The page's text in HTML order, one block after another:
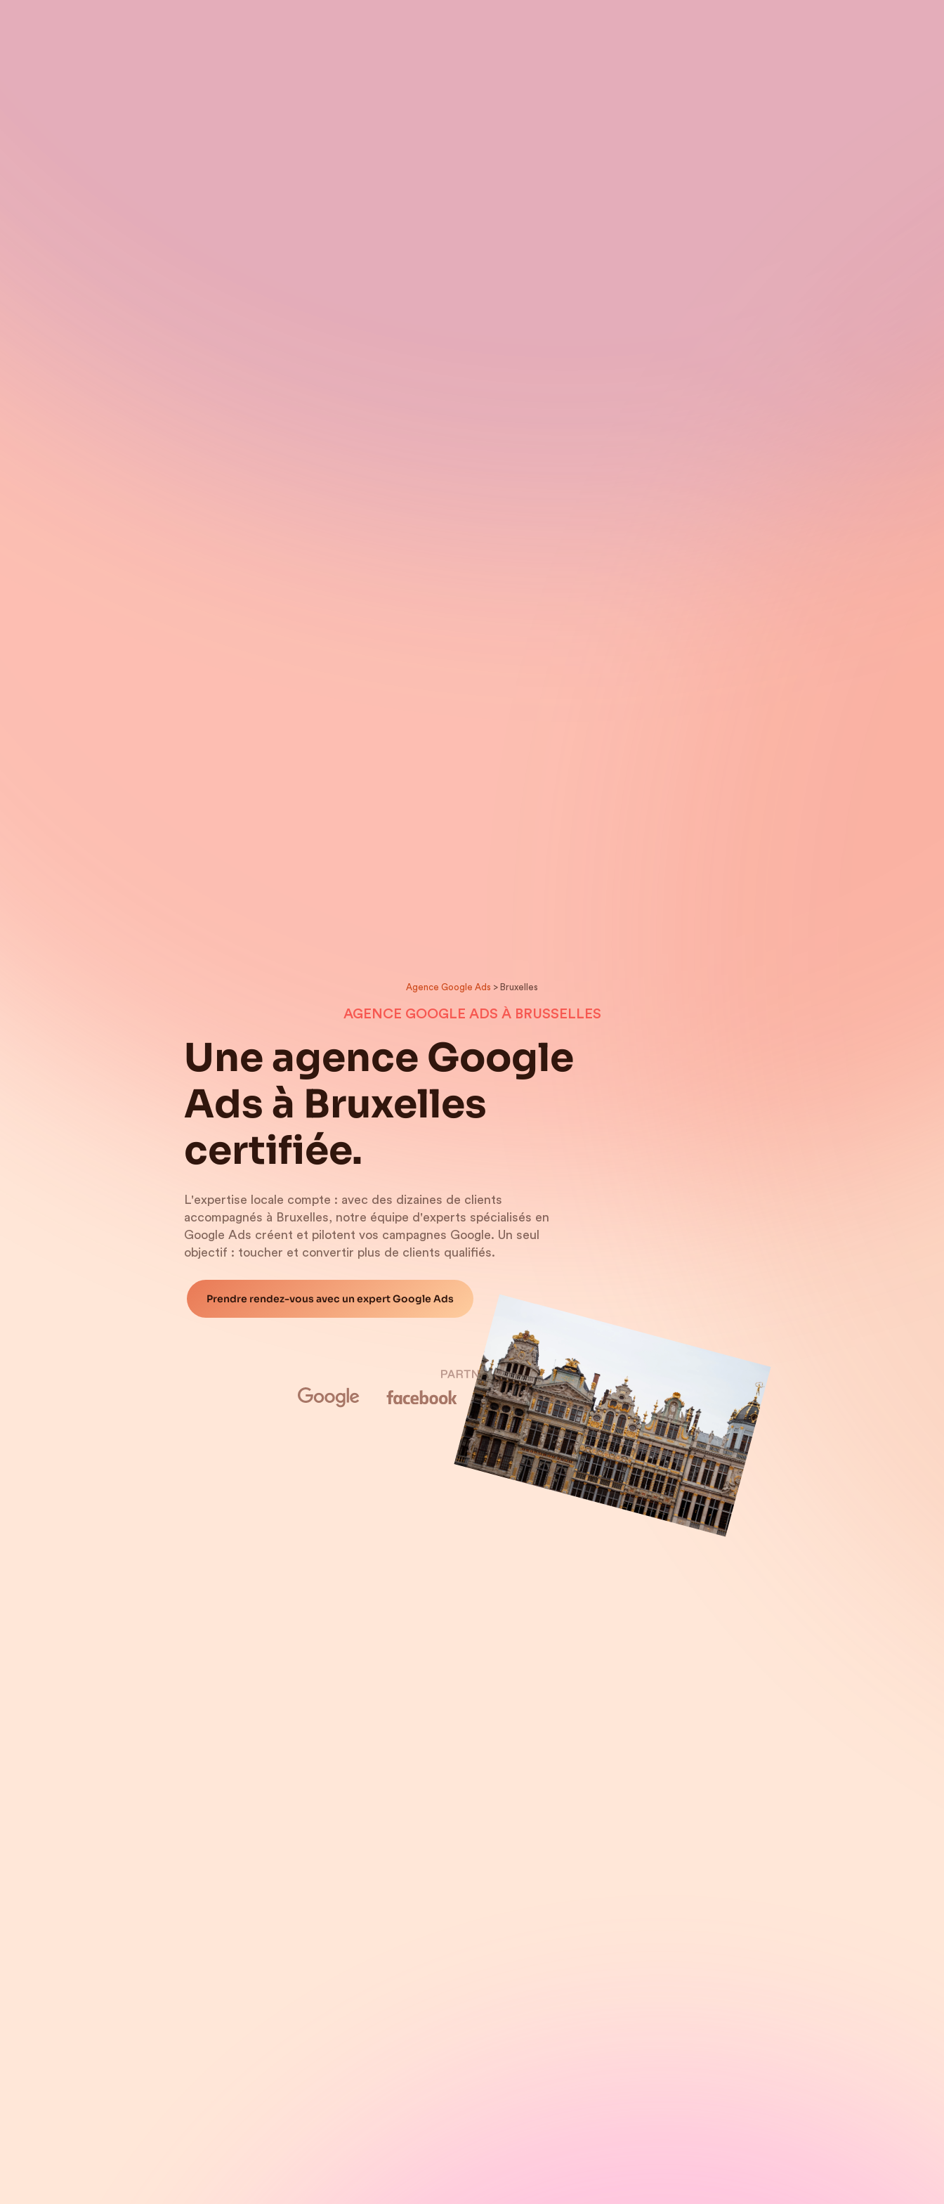
Agence Google Ads > Bruxelles
AGENCE GOOGLE ADS À BRUSSELLES
Une agence Google
Ads à Bruxelles
certifiée.
L'expertise locale compte : avec des dizaines de clients
accompagnés à Bruxelles, notre équipe d'experts spécialisés en
Google Ads créent et pilotent vos campagnes Google. Un seul
objectif : toucher et convertir plus de clients qualifiés.
Prendre rendez-vous avec un expert Google Ads